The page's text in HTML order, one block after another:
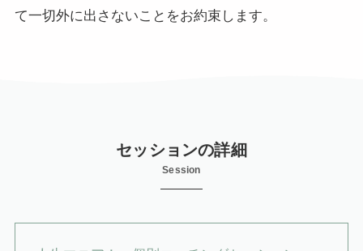
て一切外に出さないことをお約束します。
セッションの詳細
Session